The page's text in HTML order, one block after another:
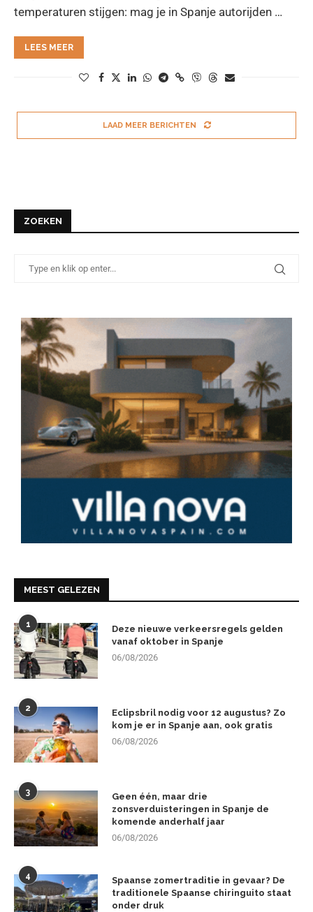
temperaturen stijgen: mag je in Spanje autorijden …
LEES MEER
LAAD MEER BERICHTEN
ZOEKEN
MEEST GELEZEN
1
Deze nieuwe verkeersregels gelden
vanaf oktober in Spanje
06/08/2026
2
Eclipsbril nodig voor 12 augustus? Zo
kom je er in Spanje aan, ook gratis
06/08/2026
3
Geen één, maar drie
zonsverduisteringen in Spanje de
komende anderhalf jaar
06/08/2026
4
Spaanse zomertraditie in gevaar? De
traditionele Spaanse chiringuito staat
onder druk